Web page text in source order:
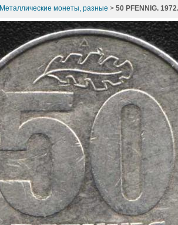
Металлические монеты, разные > 50 PFENNIG.